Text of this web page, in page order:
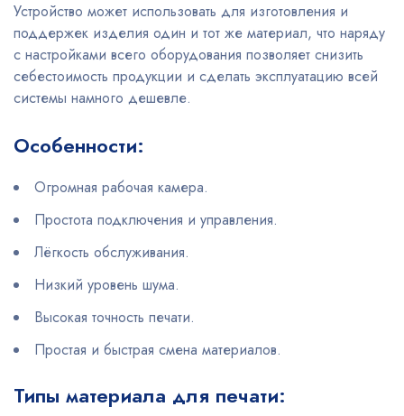
Устройство может использовать для изготовления и
поддержек изделия один и тот же материал, что наряду
с настройками всего оборудования позволяет снизить
себестоимость продукции и сделать эксплуатацию всей
системы намного дешевле.
Особенности:
Огромная рабочая камера.
Простота подключения и управления.
Лёгкость обслуживания.
Низкий уровень шума.
Высокая точность печати.
Простая и быстрая смена материалов.
Типы материала для печати: